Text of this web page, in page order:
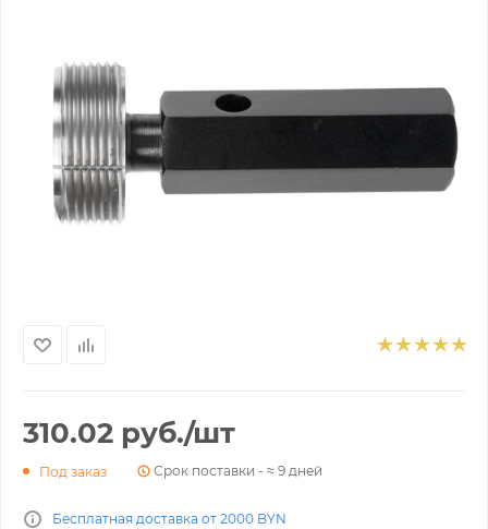
310.02 руб./шт
Под заказ Срок поставки - ≈ 9 дней
Бесплатная доставка от 2000 BYN